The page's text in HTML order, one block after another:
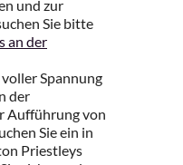
und zur
Sie bitte
an der
Spannung
der
Aufführung von
Sie ein in
Priestleys